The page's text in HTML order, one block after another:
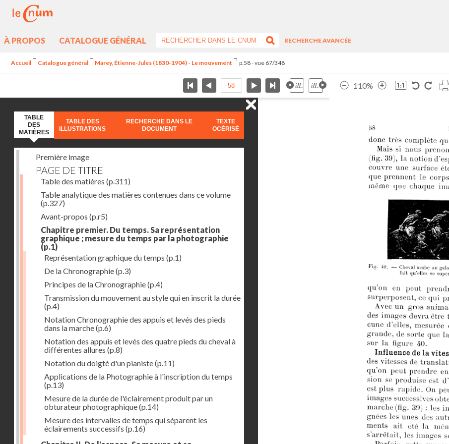
À PROPOS CATALOGUE GÉNÉRAL
RECHERCHE AVANCÉE
Accueil Catalogue général Marey, Étienne-Jules (1830-1904) - Le mouvement p.58 - vue 67/348
110%
TABLE
DES
MATIÈRES
TABLE DES
ILLUSTRATIONS
RECHERCHE DANS LE
DOCUMENT
TEXTE
OCÉRISÉ
Première image
PAGE DE TITRE
Table des matières (p.311)
Table analytique des matières contenues dans ce volume
(p.327)
Avant-propos (p.r5)
Chapitre premier. Du temps. Sa représentation
graphique ; mesure du temps par la photographie
(p.1)
Représentation graphique du temps (p.1)
De la Chronographie(p.3)
Principes de la Chronographie(p.4)
Transmission du mouvement au style qui en inscrit la durée
(p.4)
Notation Chronographie des appuis et levés des pieds
dans la marche(p.6)
Notation des appuis et levés des quatre pieds du cheval à
différentes allures (p.8)
Notation du doigté d'un pianiste(p.11)
Applications de la Photographie à l'inscription du temps
(p.13)
Mesure de la durée de l'éclairement produit par un
obturateur photographique(p.14)
Mesure des intervalles de temps qui séparent les
éclairements successifs (p.16)